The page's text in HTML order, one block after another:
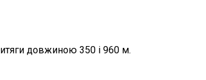
довжиною 350 і 960 м.